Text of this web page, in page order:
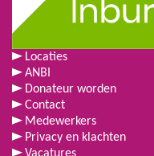
Locaties
ANBI
Donateur worden
Contact
Medewerkers
Privacy en klachten
Vacatures